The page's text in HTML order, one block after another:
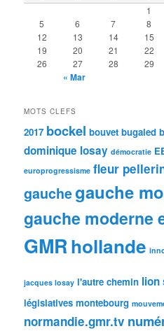
1
5
6 7 8
12
13 14 15
19
20 21 22
26
27 28 29
« Mar
MOTS CLEFS
2017 bockel bouvet bugaled
dominique losay démocratie
europrogressisme fleur
gauchegauche
gauche moderne
GMRhollande
jacques losay l'autre chemin lion
législatives montebourg
normandie.gmr.tv